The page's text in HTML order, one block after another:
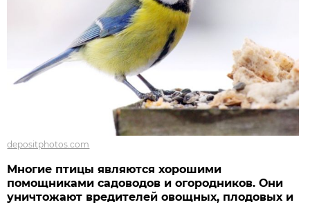
depositphotos.com
Многие птицы являются хорошими
помощниками садоводов и огородников. Они
уничтожают вредителей овощных, плодовых и